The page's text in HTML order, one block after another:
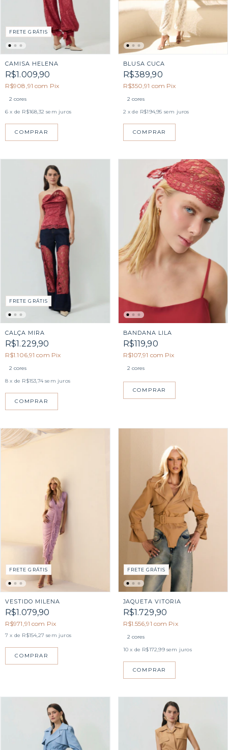
FRETE GRÁTIS
CAMISA HELENA
R$1.009,90
R$908,91com Pix
2 cores
6 x de R$168,32 sem juros
COMPRAR
BLUSA CUCA
R$389,90
R$350,91 com Pix
2 cores
2 x de R$194,95 sem juros
COMPRAR
FRETE GRÁTIS
CALÇA MIRA
R$1.229,90
R$1.106,91com Pix
2 cores
8 x de R$153,74 sem juros
COMPRAR
BANDANA LILA
R$119,90
R$107,91 com Pix
2 cores
COMPRAR
FRETE GRÁTIS
VESTIDO MILENA
R$1.079,90
R$971,91com Pix
7 x de R$154,27 sem juros
COMPRAR
FRETE GRÁTIS
JAQUETA VITORIA
R$1.729,90
R$1.556,91 com Pix
2 cores
10 x de R$172,99 sem juros
COMPRAR